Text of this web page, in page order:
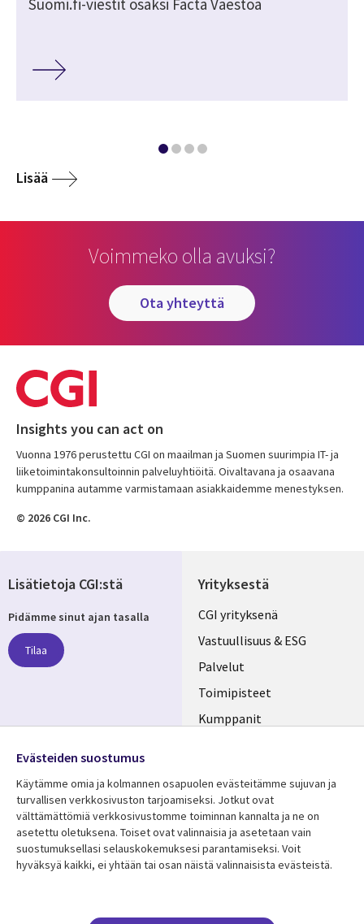
Suomi.fi-viestit osaksi Facta Väestöä
Lisää
Voimmeko olla avuksi?
ota yhteyttä
Insights you can act on
Vuonna 1976 perustettu CGI on maailman ja Suomen suurimpia IT- ja
liiketoimintakonsultoinnin palveluyhtiöitä. Oivaltavana ja osaavana
kumppanina autamme varmistamaan asiakkaidemme menestyksen.
© 2026 CGI Inc.
Yrityksestä
Useful
links
FINLAND
CGI yrityksenä
Vastuullisuus & ESG
Palvelut
Toimipisteet
Kumppanit
Resurssikeskus
Library
Asiakastarinat
Lisätietoa
Legal
Tietosuoja
Lisätietoja CGI:stä
Pidämme sinut ajan tasalla
Tilaa
Media
FINLAND
Evästeiden suostumus
Käytämme omia ja kolmannen osapuolen evästeitämme sujuvan ja
turvallisen verkkosivuston tarjoamiseksi. Jotkut ovat
välttämättömiä verkkosivustomme toiminnan kannalta ja ne on
asetettu oletuksena. Toiset ovat valinnaisia ​​ja asetetaan vain
suostumuksellasi selauskokemuksesi parantamiseksi. Voit
hyväksyä kaikki, ei yhtään tai osan näistä valinnaisista evästeistä.